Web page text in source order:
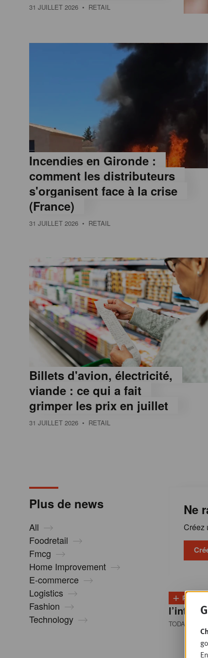
31 JUILLET 2026 • RETAIL
Incendies en Gironde :
comment les distributeurs
s'organisent face à la crise
(France)
31 JUILLET 2026 • RETAIL
Billets d'avion, électricité,
viande : ce qui a fait
grimper les prix en juillet
31 JUILLET 2026 • RETAIL
Plus de news
All
Foodretail
Fmcg
Home Improvement
E-commerce
Logistics
Fashion
Technology
Ne
Créez
+ PLUS
TODAY 08:30